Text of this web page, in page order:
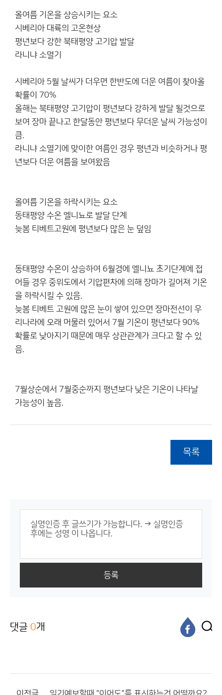
올여름 기온을 상승시키는 요소
시베리아 대륙의 고온현상
평년보다 강한 북태평양 고기압 발달
라니냐 소멸기
시베리아 5월 날씨가 더우면 한반도에 더운 여름이 찾아올
확률이 70%
올해는 북태평양 고기압이 평년보다 강하게 발달 될것으로
보여 장마 끝나고 한달동안 평년보다 무더운 날씨 가능성이
큼.
라니냐 소멸기에 맞이한 여름인 경우 평년과 비슷하거나 평
년보다 더운 여름을 보여왔음
올여름 기온을 하락시키는 요소
동태평양 수온 엘니뇨로 발달 단계
늦봄 티베트고원에 평년보다 많은 눈 덮임
동태평양 수온이 상승하여 6월경에 엘니뇨 초기단계에 접
어들 경우 중위도에서 기압편차에 의해 장마가 길어져 기온
을 하락시킬 수 있음.
늦봄 티베트 고원에 많은 눈이 쌓여 있으면 장마전선이 우
리나라에 오래 머물러 있어서 7월 기온이 평년보다 90%
확률로 낮아지기 때문에 매우 상관관계가 크다고 할 수 있
음.
7월상순에서 7월중순까지 평년보다 낮은 기온이 나타날
가능성이 높음.
목록
등록
댓글 0개